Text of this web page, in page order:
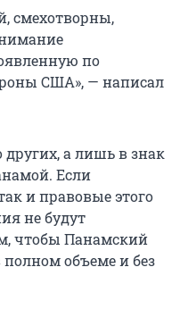
смехотворны,
по
США», — написал
других, а лишь в знак
Если
и правовые этого
не будут
чтобы Панамский
объеме и без